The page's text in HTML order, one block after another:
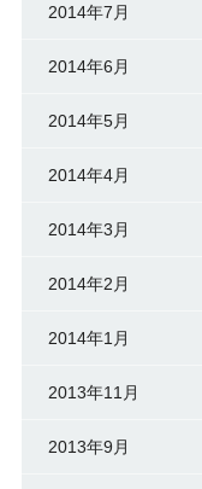
2014年7月
2014年6月
2014年5月
2014年4月
2014年3月
2014年2月
2014年1月
2013年11月
2013年9月